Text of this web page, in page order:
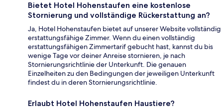
Bietet Hotel Hohenstaufen eine kostenlose
Stornierung und vollständige Rückerstattung an?
Ja, Hotel Hohenstaufen bietet auf unserer Website vollständig
erstattungsfähige Zimmer. Wenn du einen vollständig
erstattungsfähigen Zimmertarif gebucht hast, kannst du bis
wenige Tage vor deiner Anreise stornieren, je nach
Stornierungsrichtlinie der Unterkunft. Die genauen
Einzelheiten zu den Bedingungen der jeweiligen Unterkunft
findest du in deren Stornierungsrichtlinie.
Erlaubt Hotel Hohenstaufen Haustiere?